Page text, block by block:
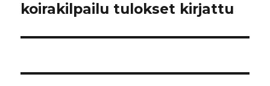
artikkeli:
koirakilpailu tulokset kirjattu